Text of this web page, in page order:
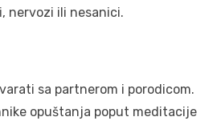
nervozi ili nesanici.
sa partnerom i porodicom.
opuštanja poput meditacije